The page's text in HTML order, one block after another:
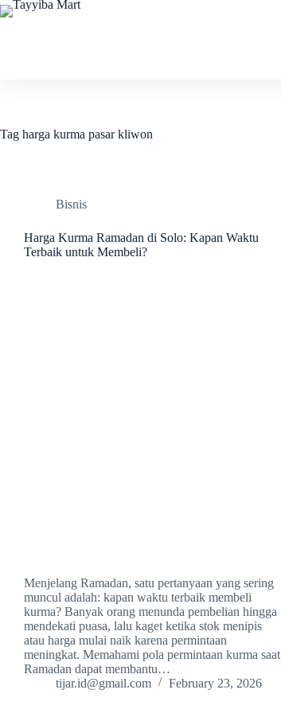
Skip
to
Tag harga kurma pasar kliwon
Bisnis
Harga Kurma Ramadan di Solo: Kapan Waktu
Terbaik untuk Membeli?
Menjelang Ramadan, satu pertanyaan yang sering
muncul adalah: kapan waktu terbaik membeli
kurma? Banyak orang menunda pembelian hingga
mendekati puasa, lalu kaget ketika stok menipis
atau harga mulai naik karena permintaan
meningkat. Memahami pola permintaan kurma saat
Ramadan dapat membantu…
tijar.id@gmail.com
February 23, 2026